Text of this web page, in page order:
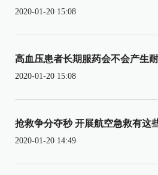
2020-01-20 15:08
高血压患者长期服药会不会产生
2020-01-20 15:08
抢救争分夺秒 开展航空急救有这
2020-01-20 14:49